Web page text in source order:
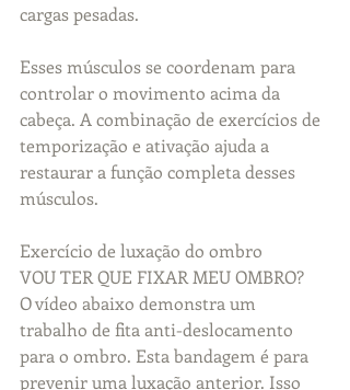
cargas pesadas.
Esses músculos se coordenam para
controlar o movimento acima da
cabeça. A combinação de exercícios de
temporização e ativação ajuda a
restaurar a função completa desses
músculos.
Exercício de luxação do ombro
VOU TER QUE FIXAR MEU OMBRO?
O vídeo abaixo demonstra um
trabalho de fita anti-deslocamento
para o ombro. Esta bandagem é para
prevenir uma luxação anterior. Isso